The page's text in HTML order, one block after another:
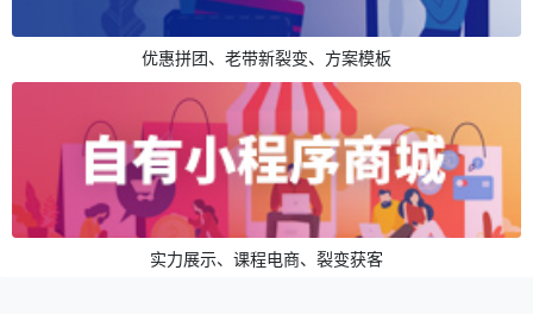
优惠拼团、老带新裂变、方案模板
实力展示、课程电商、裂变获客